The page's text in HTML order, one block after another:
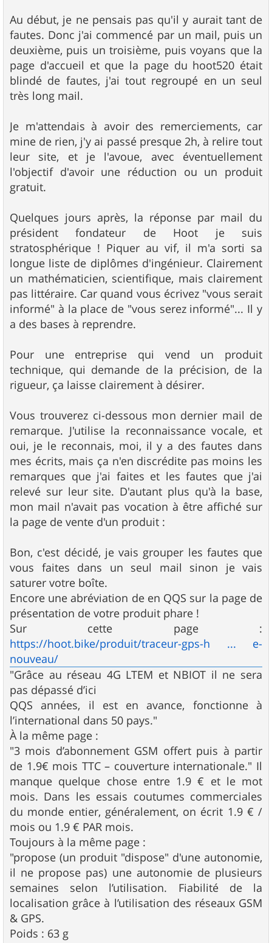
Au début, je ne pensais pas qu'il y aurait tant de
fautes. Donc j'ai commencé par un mail, puis un
deuxième, puis un troisième, puis voyans que la
page d'accueil et que la page du hoot520 était
blindé de fautes, j'ai tout regroupé en un seul
très long mail.
Je m'attendais à avoir des remerciements, car
mine de rien, j'y ai passé presque 2h, à relire tout
leur site, et je l'avoue, avec éventuellement
l'objectif d'avoir une réduction ou un produit
gratuit.
Quelques jours après, la réponse par mail du
président fondateur de Hoot je suis
stratosphérique ! Piquer au vif, il m'a sorti sa
longue liste de diplômes d'ingénieur. Clairement
un mathématicien, scientifique, mais clairement
pas littéraire. Car quand vous écrivez "vous serait
informé" à la place de "vous serez informé"... Il y
a des bases à reprendre.
Pour une entreprise qui vend un produit
technique, qui demande de la précision, de la
rigueur, ça laisse clairement à désirer.
Vous trouverez ci-dessous mon dernier mail de
remarque. J'utilise la reconnaissance vocale, et
oui, je le reconnais, moi, il y a des fautes dans
mes écrits, mais ça n'en discrédite pas moins les
remarques que j'ai faites et les fautes que j'ai
relevé sur leur site. D'autant plus qu'à la base,
mon mail n'avait pas vocation à être affiché sur
la page de vente d'un produit :
Bon, c'est décidé, je vais grouper les fautes que
vous faites dans un seul mail sinon je vais
saturer votre boîte.
Encore une abréviation de en QQS sur la page de
présentation de votre produit phare !
Sur cette page :
https://hoot.bike/produit/traceur-gps-h ... e-
nouveau/
"Grâce au réseau 4G LTEM et NBIOT il ne sera
pas dépassé d’ici
QQS années, il est en avance, fonctionne à
l’international dans 50 pays."
À la même page :
"3 mois d’abonnement GSM offert puis à partir
de 1.9€ mois TTC – couverture internationale." Il
manque quelque chose entre 1.9 € et le mot
mois. Dans les essais coutumes commerciales
du monde entier, généralement, on écrit 1.9 € /
mois ou 1.9 € PAR mois.
Toujours à la même page :
"propose (un produit "dispose" d'une autonomie,
il ne propose pas) une autonomie de plusieurs
semaines selon l’utilisation. Fiabilité de la
localisation grâce à l’utilisation des réseaux GSM
& GPS.
Poids : 63 g